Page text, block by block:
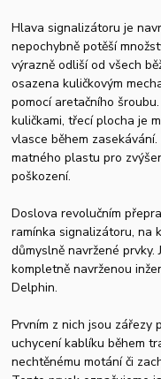
Hlava signalizátoru je
nepochybně potěší
výrazně odliší od všech
osazena kuličkovým
pomocí aretačního
kuličkami, třecí plocha je
vlasce během
matného plastu pro
poškození.
Doslova revolučním
ramínka signalizátoru, na
důmyslně navržené
kompletně navrženou
Delphin.
Prvním z nich jsou zářezy
uchycení kablíku během
nechtěnému motání či